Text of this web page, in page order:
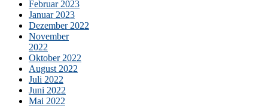
Februar 2023
Januar 2023
Dezember 2022
November
2022
Oktober 2022
August 2022
Juli 2022
Juni 2022
Mai 2022